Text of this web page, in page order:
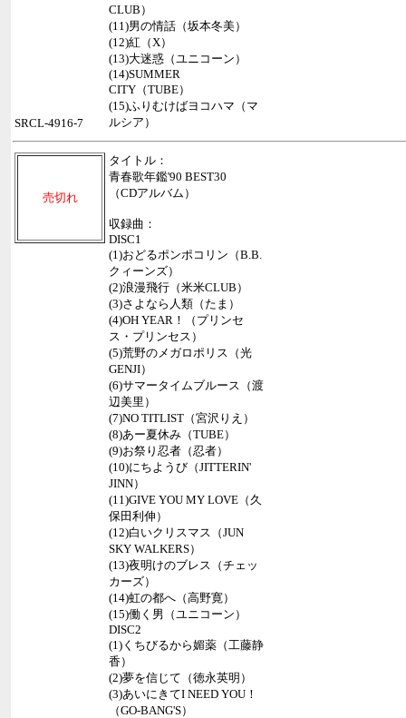
CLUB）
(11)男の情話（坂本冬美）
(12)紅（X）
(13)大迷惑（ユニコーン）
(14)SUMMER
CITY（TUBE）
(15)ふりむけばヨコハマ（マ
ルシア）
SRCL-4916-7
売切れ
タイトル：
青春歌年鑑'90 BEST30
（CDアルバム）
収録曲：
DISC1
(1)おどるポンポコリン（B.B.
クィーンズ）
(2)浪漫飛行（米米CLUB）
(3)さよなら人類（たま）
(4)OH YEAR！（プリンセ
ス・プリンセス）
(5)荒野のメガロポリス（光
GENJI）
(6)サマータイムブルース（渡
辺美里）
(7)NO TITLIST（宮沢りえ）
(8)あー夏休み（TUBE）
(9)お祭り忍者（忍者）
(10)にちようび（JITTERIN'
JINN）
(11)GIVE YOU MY LOVE（久
保田利伸）
(12)白いクリスマス（JUN
SKY WALKERS）
(13)夜明けのブレス（チェッ
カーズ）
(14)虹の都へ（高野寛）
(15)働く男（ユニコーン）
DISC2
(1)くちびるから媚薬（工藤静
香）
(2)夢を信じて（徳永英明）
(3)あいにきてI NEED YOU！
（GO-BANG'S）